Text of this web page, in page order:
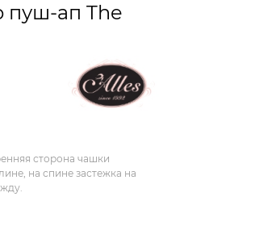
пуш-ап The
сторона чашки
на спине застежка на